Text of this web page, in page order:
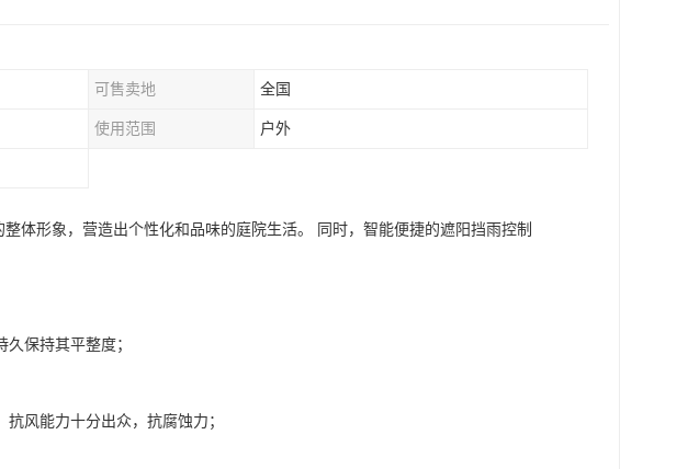
可售卖地 全国
使用范围 户外
体形象，营造出个性化和品味的庭院生活。 同时，智能便捷的遮阳挡雨控制
保持其平整度；
风能力十分出众，抗腐蚀力；